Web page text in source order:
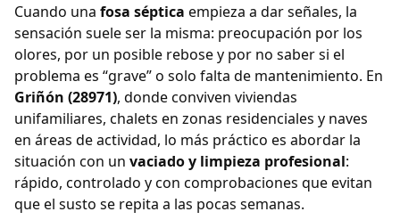
Cuando una fosa séptica empieza a dar señales, la
sensación suele ser la misma: preocupación por los
olores, por un posible rebose y por no saber si el
problema es “grave” o solo falta de mantenimiento. En
Griñón (28971), donde conviven viviendas
unifamiliares, chalets en zonas residenciales y naves
en áreas de actividad, lo más práctico es abordar la
situación con un vaciado y limpieza profesional:
rápido, controlado y con comprobaciones que evitan
que el susto se repita a las pocas semanas.